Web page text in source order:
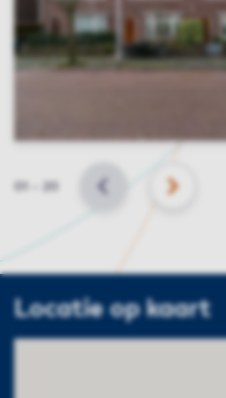
Slide
VORIGE VOLGENDE
Locatie op kaart